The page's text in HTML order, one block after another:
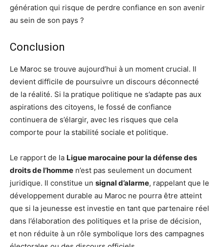
génération qui risque de perdre confiance en son avenir
au sein de son pays ?
Conclusion
Le Maroc se trouve aujourd’hui à un moment crucial. Il
devient difficile de poursuivre un discours déconnecté
de la réalité. Si la pratique politique ne s’adapte pas aux
aspirations des citoyens, le fossé de confiance
continuera de s’élargir, avec les risques que cela
comporte pour la stabilité sociale et politique.
Le rapport de la Ligue marocaine pour la défense des
droits de l’homme n’est pas seulement un document
juridique. Il constitue un signal d’alarme, rappelant que le
développement durable au Maroc ne pourra être atteint
que si la jeunesse est investie en tant que partenaire réel
dans l’élaboration des politiques et la prise de décision,
et non réduite à un rôle symbolique lors des campagnes